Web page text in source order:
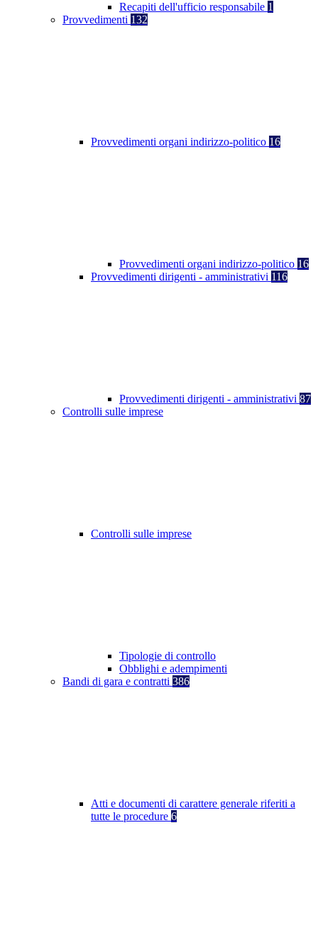
Recapiti dell'ufficio responsabile 1
Provvedimenti 132
Provvedimenti organi indirizzo-politico 16
Provvedimenti organi indirizzo-politico 16
Provvedimenti dirigenti - amministrativi 116
Provvedimenti dirigenti - amministrativi 87
Controlli sulle imprese
Controlli sulle imprese
Tipologie di controllo
Obblighi e adempimenti
Bandi di gara e contratti 386
Atti e documenti di carattere generale riferiti a
tutte le procedure 6